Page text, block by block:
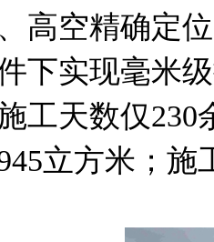
高空精确定
下实现毫米
工天数仅230
立方米；